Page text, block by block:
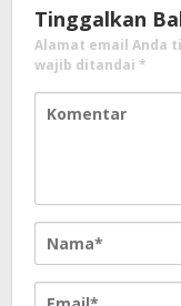
Tinggalkan
Alamat email Anda
wajib ditandai *